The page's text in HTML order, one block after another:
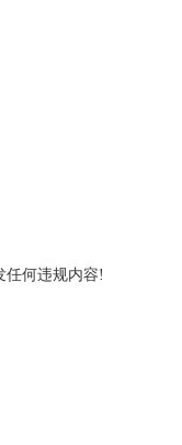
任何违规内容!